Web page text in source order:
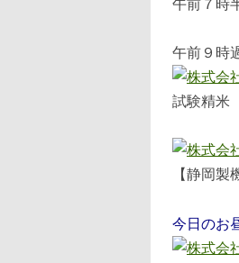
午前９時
試験精米
【静岡
今日のお